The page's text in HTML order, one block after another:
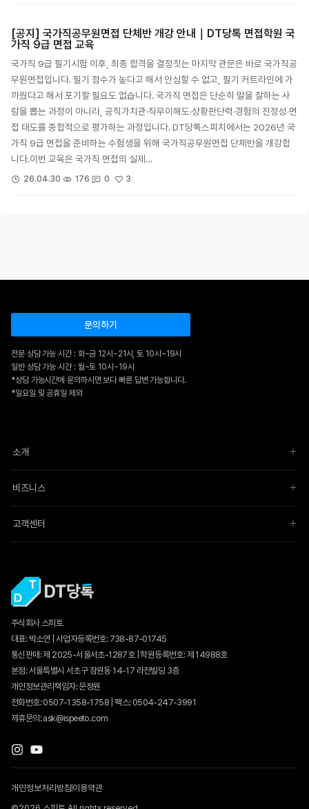
[공지] 국가직공무원면접 단체반 개강 안내｜DT당톡 면접학원 국
가직 9급 면접 교육
국가직 9급 필기시험 이후, 최종 합격을 결정짓는 마지막 관문은 바로 국가직공
무원면접입니다. 필기 점수가 높다고 해서 안심할 수 없고, 필기 커트라인에 가
까웠다고 해서 포기할 필요도 없습니다. 국가직 면접은 단순히 말을 잘하는 사
람을 뽑는 과정이 아니라, 공직가치관·직무이해도·상황판단력·경험의 진정성·면
접 태도를 종합적으로 평가하는 과정입니다. DT당톡스피치에서는 2026년 국
가직 9급 면접을 준비하는 수험생을 위해 국가직공무원면접 단체반을 개강합
니다.이번 교육은 국가직 면접의 실제…
26.04.30 176 0 3
문의하기
전문 상담 가능 시간 : 화~금 12시~21시, 토 10시~19시
일반 상담 가능 시간 : 월~토 10시~19시
*상담 가능시간에 문의하시면 보다 빠른 답변 가능합니다.
*일요일 및 공휴일 제외
소개
비즈니스
고객센터
주식회사 스피토
대표: 박소연 | 사업자등록번호: 738-87-01745
통신판매:제 2025-서울서초-1287호| 학원등록번호: 제 14988호
본점: 서울특별시 서초구 잠원동 14-17 라전빌딩 3층
개인정보관리책임자: 문정원
전화번호: 0507-1358-1758 | 팩스: 0504-247-3991
제휴문의: ask@ispeeto.com
개인정보처리방침 이용약관